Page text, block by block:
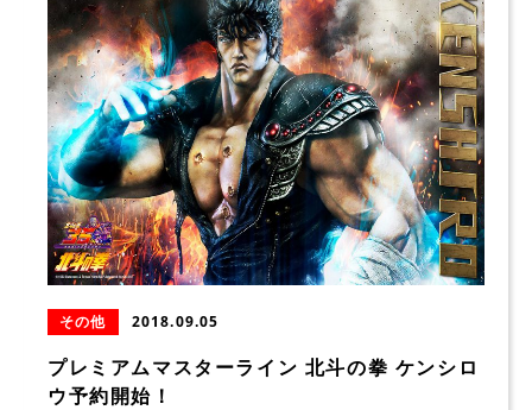
その他 2018.09.05
プレミアムマスターライン 北斗の拳 ケンシロ
ウ予約開始！